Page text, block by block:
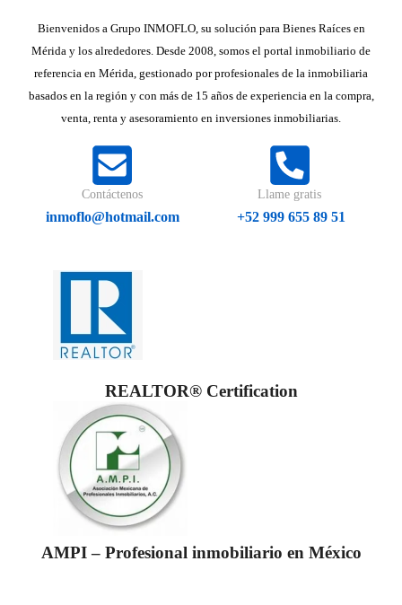
Bienvenidos a Grupo INMOFLO, su solución para Bienes Raíces en
Mérida y los alrededores. Desde 2008, somos el portal inmobiliario de
referencia en Mérida, gestionado por profesionales de la inmobiliaria
basados en la región y con más de 15 años de experiencia en la compra,
venta, renta y asesoramiento en inversiones inmobiliarias.
Contáctenos
inmoflo@hotmail.com
Llame gratis
+52 999 655 89 51
REALTOR® Certification
AMPI – Profesional inmobiliario en México